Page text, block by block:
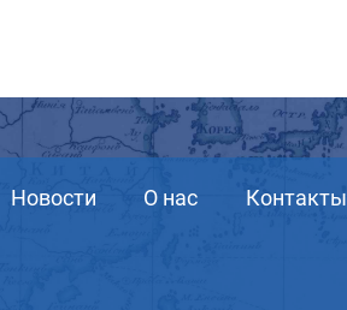
Новости О нас Контакты